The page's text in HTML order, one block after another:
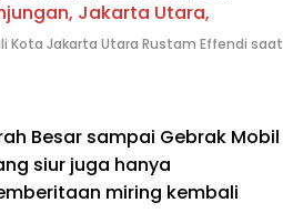
Kota Jakarta Utara Rustam Effendi saat
Besar sampai Gebrak Mobil
siur juga hanya
miring kembali